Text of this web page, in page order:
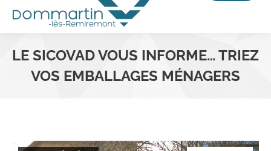
LE SICOVAD VOUS INFORME… TRIEZ
VOS EMBALLAGES MÉNAGERS